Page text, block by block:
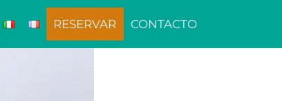
RESERVAR CONTACTO